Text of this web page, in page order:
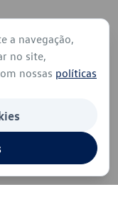
a navegação,
no site,
nossas políticas